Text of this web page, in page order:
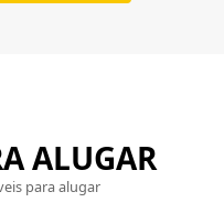
ALUGAR
para alugar